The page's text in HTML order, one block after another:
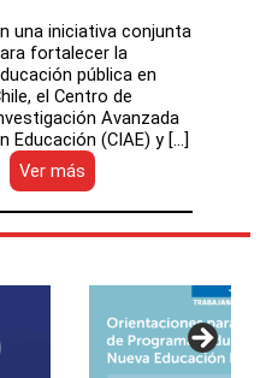
una iniciativa conjunta
fortalecer la
pública en
el Centro de
Avanzada
Educación (CIAE) y […]
Ver más
Seminario
Internacional
abordó
oportunidades
que
enfrenta